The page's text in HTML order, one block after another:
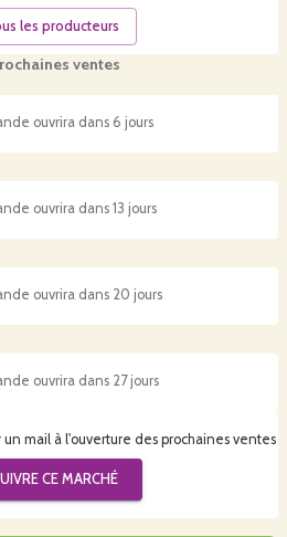
ventes
ouvrira dans 6 jours
ouvrira dans 13 jours
ouvrira dans 20 jours
ouvrira dans 27 jours
mail à l'ouverture des prochaines ventes
CE MARCHÉ
les producteurs